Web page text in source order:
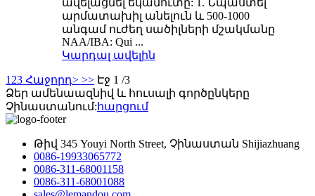
արմատախիլ անելուն և 500-1000
անգամ ուժեղ սածիլների մշակմանը
NAA/IBA: Qui ...
Կարդալ ավելին
1 23 Հաջորդ> >> Էջ 1 /3
Ձեր ամենաազնիվ և հուսալի գործընկերը
Չինաստանում: հարցում
Թիվ 345 Youyi North Street, Չինաստան Shijiazhuang
0086-19933065772
0086-311-68001158
0086-311-68001088